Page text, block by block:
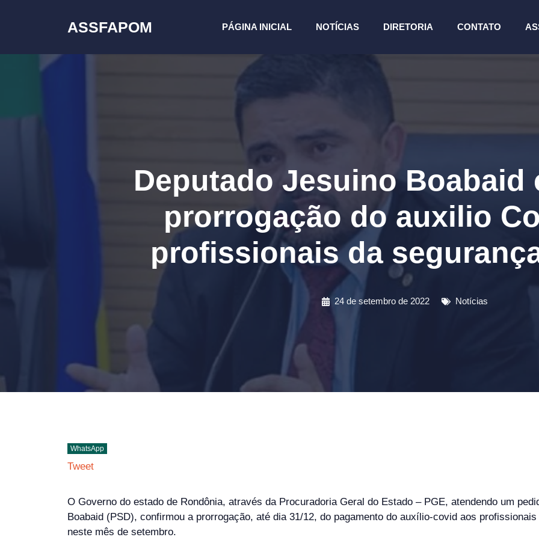
conteúdo
ASSFAPOM PÁGINA INICIAL NOTÍCIAS DIRETORIA CONTATO
Deputado Jesuino Boabaid
prorrogação do auxilio
profissionais da
24 de setembro de 2022 Notícias
WhatsApp
Tweet
O Governo do estado de Rondônia, através da Procuradoria Geral do Estado – PGE, atendendo um
Boabaid (PSD), confirmou a prorrogação, até dia 31/12, do pagamento do auxílio-covid aos
neste mês de setembro.